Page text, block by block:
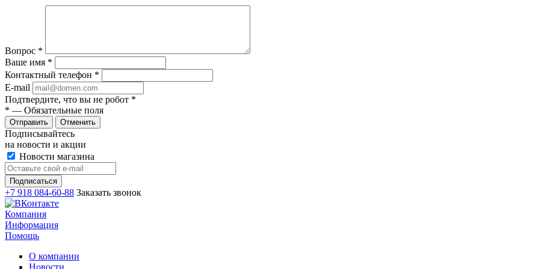
Вопрос *
Ваше имя *
Контактный телефон *
E-mail
Подтвердите, что вы не робот *
* — Обязательные поля
Отменить
Подписывайтесь
на новости и акции
Новости магазина
+7 918 084-60-88 Заказать звонок
Компания
Информация
Помощь
О компании